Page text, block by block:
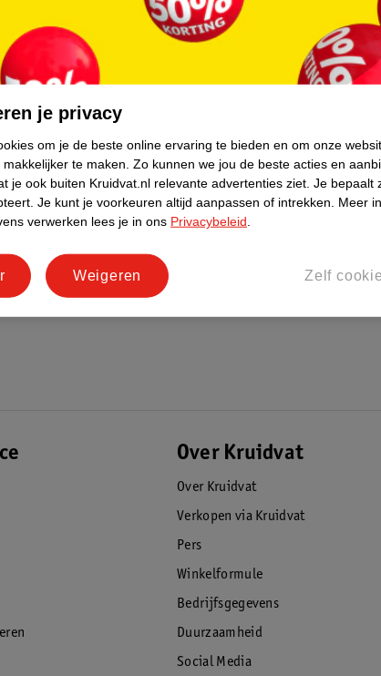
Over Kruidvat
Over Kruidvat
Verkopen via Kruidvat
Pers
Winkelformule
Bedrijfsgegevens
Duurzaamheid
Social Media
je privacy
om je de beste online ervaring te bieden en om onze
te maken. Zo kunnen we jou de beste acties en
je ook buiten Kruidvat.nl relevante advertenties ziet. Je bepaalt
Je kunt je voorkeuren altijd aanpassen of intrekken.
Meer
verwerken lees je in ons Privacybeleid
Zelf
Weigeren